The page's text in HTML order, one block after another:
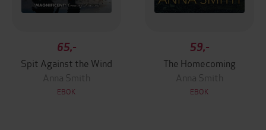
65,-
Spit Against the Wind
Anna Smith
EBOK
59,-
The Homecoming
Anna Smith
EBOK